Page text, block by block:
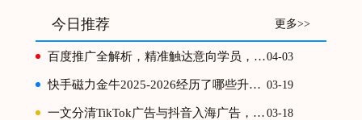
今日推荐 更多>>
百度推广全解析，精准触达意向学员，高效实现获客转化04-03
快手磁力金牛2025-2026经历了哪些升级？ 03-19
一文分清TikTok广告与抖音入海广告，跨境投放不踩坑 03-18